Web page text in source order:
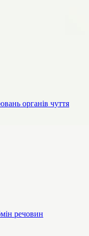
органів чуття
речовин